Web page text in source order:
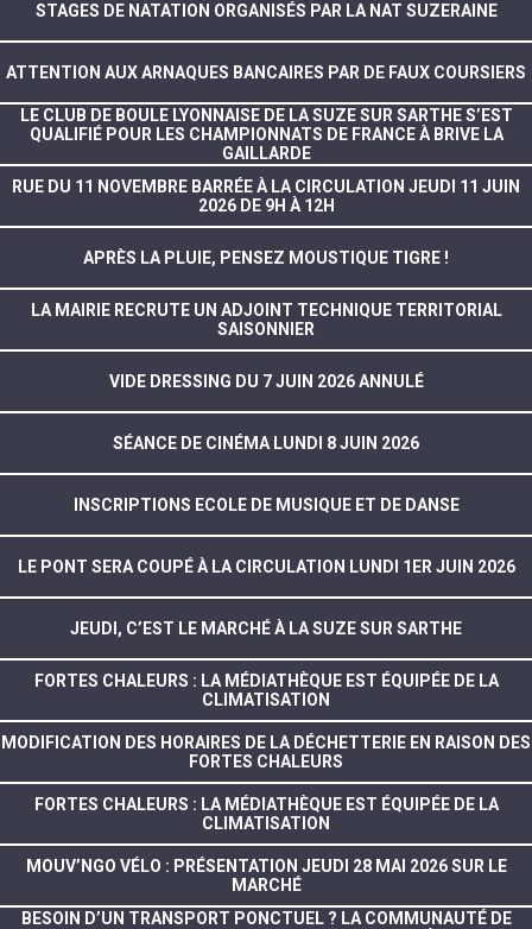
STAGES DE NATATION ORGANISÉS PAR LA NAT SUZERAINE
ATTENTION AUX ARNAQUES BANCAIRES PAR DE FAUX COURSIERS
LE CLUB DE BOULE LYONNAISE DE LA SUZE SUR SARTHE S’EST
QUALIFIÉ POUR LES CHAMPIONNATS DE FRANCE À BRIVE LA
GAILLARDE
RUE DU 11 NOVEMBRE BARRÉE À LA CIRCULATION JEUDI 11 JUIN
2026 DE 9H À 12H
APRÈS LA PLUIE, PENSEZ MOUSTIQUE TIGRE !
LA MAIRIE RECRUTE UN ADJOINT TECHNIQUE TERRITORIAL
SAISONNIER
VIDE DRESSING DU 7 JUIN 2026 ANNULÉ
SÉANCE DE CINÉMA LUNDI 8 JUIN 2026
INSCRIPTIONS ECOLE DE MUSIQUE ET DE DANSE
LE PONT SERA COUPÉ À LA CIRCULATION LUNDI 1ER JUIN 2026
JEUDI, C’EST LE MARCHÉ À LA SUZE SUR SARTHE
FORTES CHALEURS : LA MÉDIATHÈQUE EST ÉQUIPÉE DE LA
CLIMATISATION
MODIFICATION DES HORAIRES DE LA DÉCHETTERIE EN RAISON DES
FORTES CHALEURS
FORTES CHALEURS : LA MÉDIATHÈQUE EST ÉQUIPÉE DE LA
CLIMATISATION
MOUV’NGO VÉLO : PRÉSENTATION JEUDI 28 MAI 2026 SUR LE
MARCHÉ
BESOIN D’UN TRANSPORT PONCTUEL ? LA COMMUNAUTÉ DE